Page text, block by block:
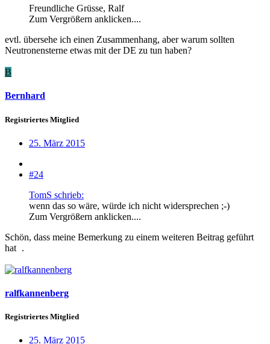
Freundliche Grüsse, Ralf
Zum Vergrößern anklicken....
evtl. übersehe ich einen Zusammenhang, aber warum sollten
Neutronensterne etwas mit der DE zu tun haben?
B
Bernhard
Registriertes Mitglied
25. März 2015
#24
TomS schrieb:
wenn das so wäre, würde ich nicht widersprechen ;-)
Zum Vergrößern anklicken....
Schön, dass meine Bemerkung zu einem weiteren Beitrag geführt
hat .
ralfkannenberg
Registriertes Mitglied
25. März 2015